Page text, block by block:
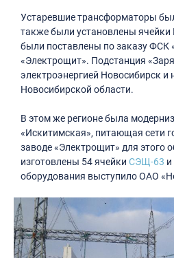
Устаревшие трансформаторы
также были установлены ячейки
были поставлены по заказу ФСК
«Электрощит». Подстанция
электроэнергией Новосибирск и
Новосибирской области.
В этом же регионе была
«Искитимская», питающая сети
заводе «Электрощит» для этого
изготовлены 54 ячейки СЭЩ-63 и
оборудования выступило ОАО